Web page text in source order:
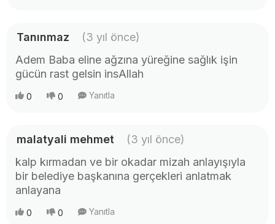
Tanınmaz
(3 yıl önce)
Adem Baba eline ağzına yüreğine sağlık işin
gücün rast gelsin insAllah
0 0 Yanıtla
malatyali mehmet
(3 yıl önce)
kalp kırmadan ve bir okadar mizah anlayışıyla
bir belediye başkanına gerçekleri anlatmak
anlayana
0 0 Yanıtla